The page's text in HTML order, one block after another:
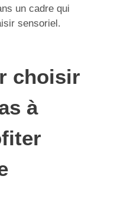
un cadre qui
sensoriel.
choisir
à